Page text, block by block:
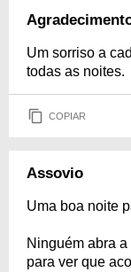
Um sorriso a
todas as noites.
COPIAR
Assovio
Uma boa noite
Ninguém abra a
para ver que